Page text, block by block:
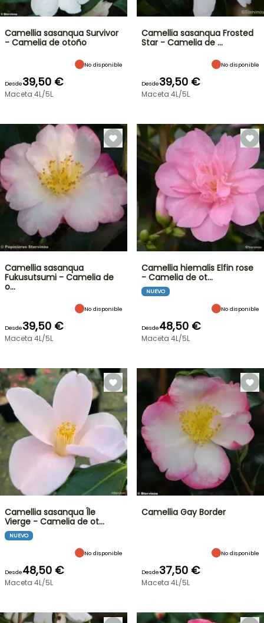
Camellia sasanqua Survivor
- Camelia de otoño
No disponible
Desde39,50 €
Maceta 4L/5L
Camellia sasanqua Frosted
Star - Camelia de …
No disponible
Desde39,50 €
Maceta 4L/5L
Camellia sasanqua
Fukusutsumi - Camelia de
o…
No disponible
Desde39,50 €
Maceta 4L/5L
Camellia hiemalis Elfin rose
- Camelia de ot…
NUEVO
No disponible
Desde48,50 €
Maceta 4L/5L
Camellia sasanqua Île
Vierge - Camelia de ot…
NUEVO
No disponible
Desde48,50 €
Maceta 4L/5L
Camellia Gay Border
No disponible
Desde37,50 €
Maceta 4L/5L